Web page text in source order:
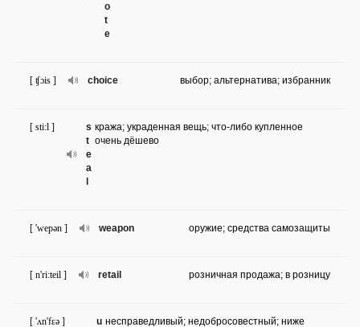
o
t
e
choice
[ ʧɔis ] выбор; альтернатива; избранник
s
t
e
a
[ sti:l ]
кража; украденная вещь; что-либо купленное
очень дёшево
weapon
[ 'wepən ] оружие; средства самозащиты
retail
[ n'ri:teil ] розничная продажа; в розницу
u
[ 'ʌn'fɛə ]
несправедливый; недобросовестный; ниже